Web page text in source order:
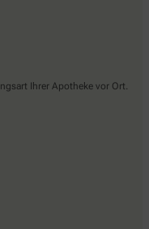
Ihrer Apotheke vor Ort.